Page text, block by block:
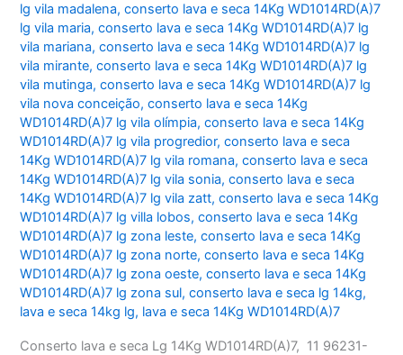
lg vila madalena,conserto lava e seca 14Kg WD1014RD(A)7
lg vila maria,conserto lava e seca 14Kg WD1014RD(A)7 lg
vila mariana,conserto lava e seca 14Kg WD1014RD(A)7 lg
vila mirante,conserto lava e seca 14Kg WD1014RD(A)7 lg
vila mutinga,conserto lava e seca 14Kg WD1014RD(A)7 lg
vila nova conceição,conserto lava e seca 14Kg
WD1014RD(A)7 lg vila olímpia,conserto lava e seca 14Kg
WD1014RD(A)7 lg vila progredior,conserto lava e seca
14Kg WD1014RD(A)7 lg vila romana,conserto lava e seca
14Kg WD1014RD(A)7 lg vila sonia,conserto lava e seca
14Kg WD1014RD(A)7 lg vila zatt,conserto lava e seca 14Kg
WD1014RD(A)7 lg villa lobos,conserto lava e seca 14Kg
WD1014RD(A)7 lg zona leste,conserto lava e seca 14Kg
WD1014RD(A)7 lg zona norte,conserto lava e seca 14Kg
WD1014RD(A)7 lg zona oeste,conserto lava e seca 14Kg
WD1014RD(A)7 lg zona sul,conserto lava e seca lg 14kg,
lava e seca 14kg lg, lava e seca 14Kg WD1014RD(A)7
Conserto lava e seca Lg 14Kg WD1014RD(A)7, 11 96231-